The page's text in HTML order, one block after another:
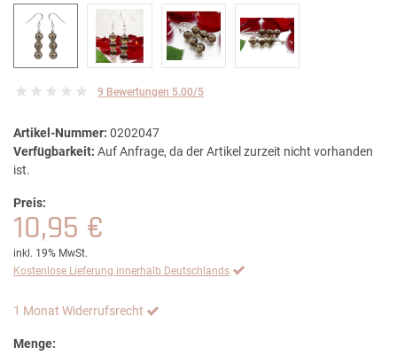
9 Bewertungen 5.00/5
Artikel-Nummer: 0202047
Verfügbarkeit: Auf Anfrage, da der Artikel zurzeit nicht vorhanden
ist.
Preis:
10,95 €
inkl. 19% MwSt.
Kostenlose Lieferung innerhalb Deutschlands
1 Monat Widerrufsrecht
Menge: